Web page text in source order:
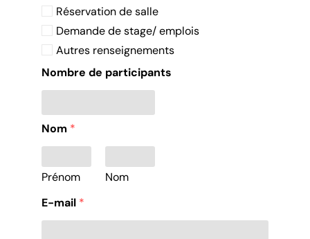
Réservation de salle
Demande de stage/ emplois
Autres renseignements
Nombre de participants
Nom *
Prénom
Nom
E-mail *